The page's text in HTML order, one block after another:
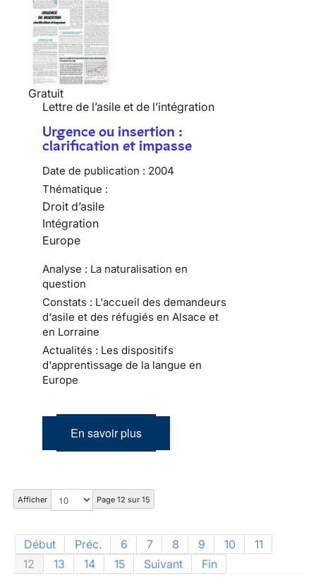
Gratuit
Lettre de l’asile et de l’intégration
Urgence ou insertion :
clarification et impasse
Date de publication : 2004
Thématique :
Droit d’asile
Intégration
Europe
Analyse : La naturalisation en
question
Constats : L'accueil des demandeurs
d'asile et des réfugiés en Alsace et
en Lorraine
Actualités : Les dispositifs
d'apprentissage de la langue en
Europe
En savoir plus
Afficher Page 12 sur 15
Début Préc. 6 7 8 9 10
11
12
13 14 15 Suivant Fin